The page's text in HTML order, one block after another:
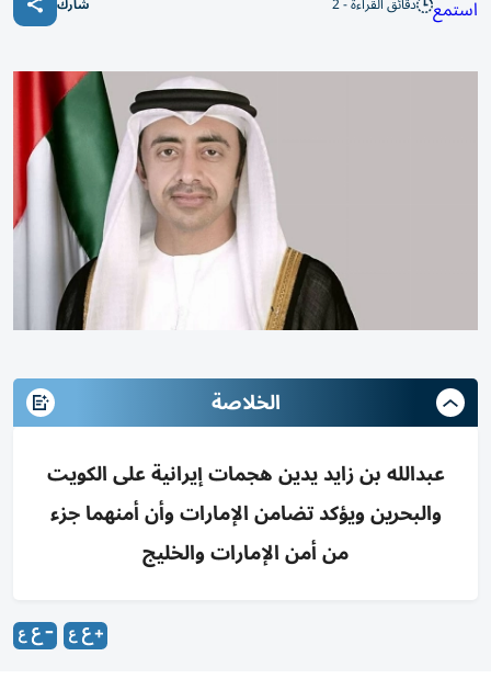
استمع
الخلاصة
عبدالله بن زايد يدين هجمات إيرانية على الكويت
والبحرين ويؤكد تضامن الإمارات وأن أمنهما جزء
من أمن الإمارات والخليج